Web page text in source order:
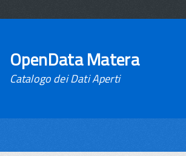
OpenData Matera
Catalogo dei Dati Aperti